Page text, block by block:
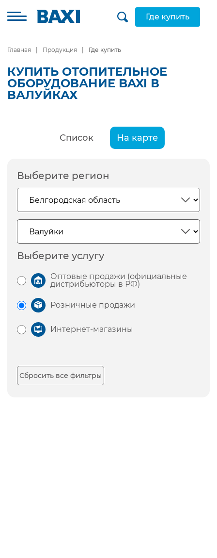
Где купить
Главная Продукция Где купить
КУПИТЬ ОТОПИТЕЛЬНОЕ
ОБОРУДОВАНИЕ BAXI В
ВАЛУЙКАХ
Список На карте
Выберите регион
Выберите услугу
Оптовые продажи (официальные
дистрибьюторы в РФ)
Розничные продажи
Интернет-магазины
Сбросить все фильтры